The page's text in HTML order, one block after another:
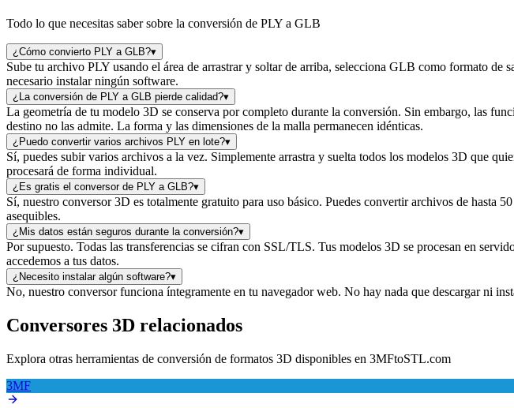
Todo lo que necesitas saber sobre la conversión de PLY a GLB
¿Cómo convierto PLY a GLB?▾
Sube tu archivo PLY usando el área de arrastrar y soltar de arriba, selecciona GLB como formato
necesario instalar ningún software.
¿La conversión de PLY a GLB pierde calidad?▾
La geometría de tu modelo 3D se conserva por completo durante la conversión. Sin embargo, las
destino no las admite. La forma y las dimensiones de la malla permanecen idénticas.
¿Puedo convertir varios archivos PLY en lote?▾
Sí, puedes subir varios archivos a la vez. Simplemente arrastra y suelta todos los modelos 3D que
procesará de forma individual.
¿Es gratis el conversor de PLY a GLB?▾
Sí, nuestro conversor 3D es totalmente gratuito para uso básico. Puedes convertir archivos de hasta
asequibles.
¿Mis datos están seguros durante la conversión?▾
Por supuesto. Todas las transferencias se cifran con SSL/TLS. Tus modelos 3D se procesan en
accedemos a tus datos.
¿Necesito instalar algún software?▾
No, nuestro conversor funciona íntegramente en tu navegador web. No hay nada que descargar ni
Conversores 3D relacionados
Explora otras herramientas de conversión de formatos 3D disponibles en 3MFtoSTL.com
3MF